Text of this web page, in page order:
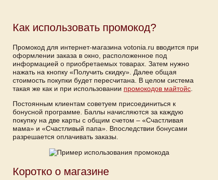
Как использовать промокод?
Промокод для интернет-магазина votonia.ru вводится при
оформлении заказа в окно, расположенное под
информацией о приобретаемых товарах. Затем нужно
нажать на кнопку «Получить скидку». Далее общая
стоимость покупки будет пересчитана. В целом система
такая же как и при использовании промокодов майтойс
Постоянным клиентам советуем присоединиться к
бонусной программе. Баллы начисляются за каждую
покупку на две карты с общим счетом – «Счастливая
мама» и «Счастливый папа». Впоследствии бонусами
разрешается оплачивать заказы.
Коротко о магазине